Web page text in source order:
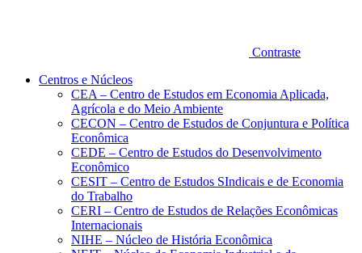
Contraste
Centros e Núcleos
CEA – Centro de Estudos em Economia Aplicada,
Agrícola e do Meio Ambiente
CECON – Centro de Estudos de Conjuntura e Política
Econômica
CEDE – Centro de Estudos do Desenvolvimento
Econômico
CESIT – Centro de Estudos SIndicais e de Economia
do Trabalho
CERI – Centro de Estudos de Relações Econômicas
Internacionais
NIHE – Núcleo de História Econômica